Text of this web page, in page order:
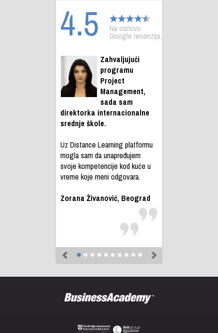
4.5 Na osnovu
Google recenzija.
Zahvaljujući
programu
Project
Management,
sada sam
direktorka internacionalne
srednje škole.
Uz Distance Learning platformu
mogla sam da unapređujem
svoje kompetencije kod kuće u
vreme koje meni odgovara.
Zorana Živanović, Beograd